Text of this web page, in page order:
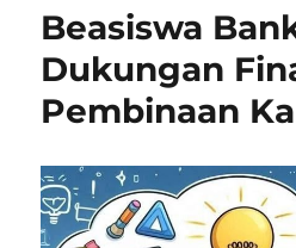
Beasiswa
Dukungan
Pembinaan